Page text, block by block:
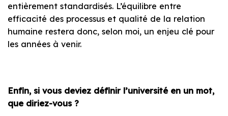
entièrement standardisés. L’équilibre entre
efficacité des processus et qualité de la relation
humaine restera donc, selon moi, un enjeu clé pour
les années à venir.
Enfin, si vous deviez définir l’université en un mot,
que diriez-vous ?